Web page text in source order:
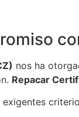
nos ha
Repacar